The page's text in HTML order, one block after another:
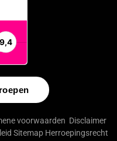
voorwaarden Disclaimer
Sitemap Herroepingsrecht